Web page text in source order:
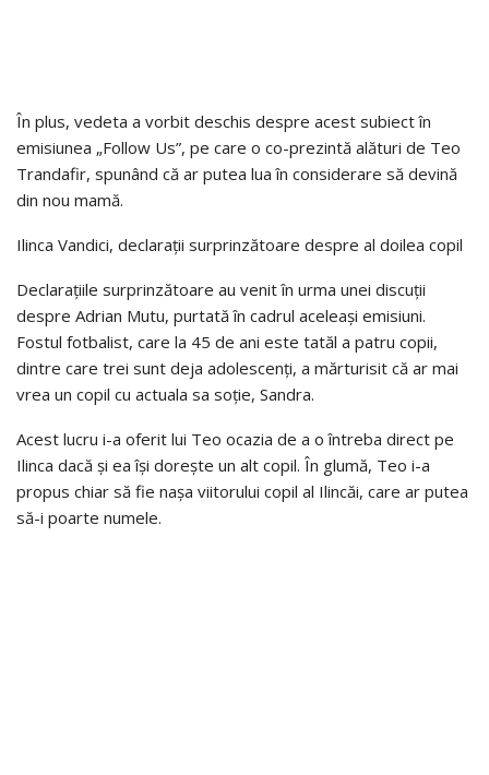
În plus, vedeta a vorbit deschis despre acest subiect în
emisiunea „Follow Us”, pe care o co-prezintă alături de Teo
Trandafir, spunând că ar putea lua în considerare să devină
din nou mamă.
Ilinca Vandici, declarații surprinzătoare despre al doilea copil
Declarațiile surprinzătoare au venit în urma unei discuții
despre Adrian Mutu, purtată în cadrul aceleași emisiuni.
Fostul fotbalist, care la 45 de ani este tatăl a patru copii,
dintre care trei sunt deja adolescenți, a mărturisit că ar mai
vrea un copil cu actuala sa soție, Sandra.
Acest lucru i-a oferit lui Teo ocazia de a o întreba direct pe
Ilinca dacă și ea își dorește un alt copil. În glumă, Teo i-a
propus chiar să fie nașa viitorului copil al Ilincăi, care ar putea
să-i poarte numele.